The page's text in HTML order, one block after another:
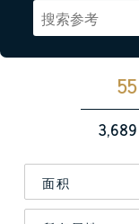
55
3,689